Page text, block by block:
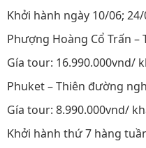
Khởi hành ngày 10/06;
Phượng Hoàng Cổ Trấn –
Gía tour: 16.990.000vnd/
Phuket – Thiên đường
Gía tour: 8.990.000vnd/
Khởi hành thứ 7 hàng